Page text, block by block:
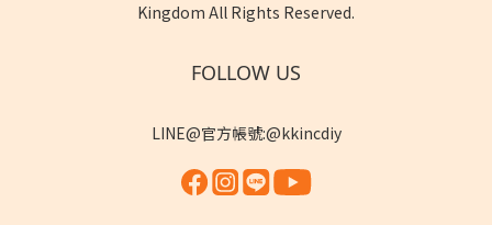
Kingdom All Rights Reserved.
FOLLOW US
LINE@官方帳號:@kkincdiy